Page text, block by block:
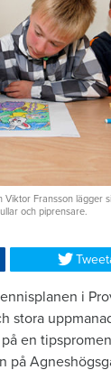
Viktor Fransson lägger
och piprensare.
i
stora
en
på